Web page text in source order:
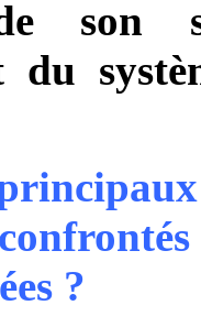
son
du
?